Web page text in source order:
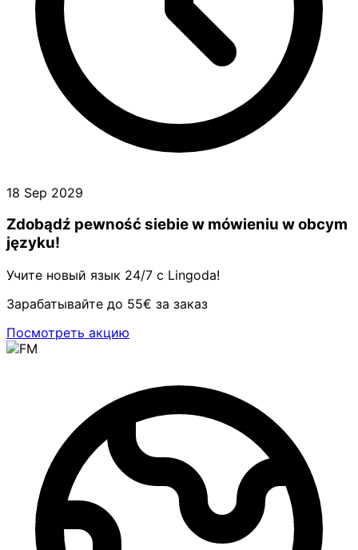
18 Sep 2029
Zdobądź pewność siebie w mówieniu w obcym
języku!
Учите новый язык 24/7 с Lingoda!
Зарабатывайте до 55€ за заказ
Посмотреть акцию